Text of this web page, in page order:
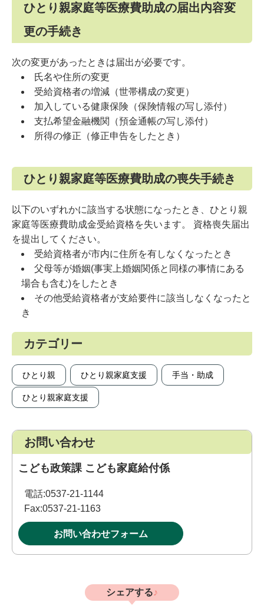
ひとり親家庭等医療費助成の届出内容変
更の手続き
次の変更があったときは届出が必要です。
氏名や住所の変更
受給資格者の増減（世帯構成の変更）
加入している健康保険（保険情報の写し添付）
支払希望金融機関（預金通帳の写し添付）
所得の修正（修正申告をしたとき）
ひとり親家庭等医療費助成の喪失手続き
以下のいずれかに該当する状態になったとき、ひとり親
家庭等医療費助成金受給資格を失います。 資格喪失届出
を提出してください。
受給資格者が市内に住所を有しなくなったとき
父母等が婚姻(事実上婚姻関係と同様の事情にある
場合も含む)をしたとき
その他受給資格者が支給要件に該当しなくなったと
き
カテゴリー
ひとり親 ひとり親家庭支援 手当・助成
ひとり親家庭支援
お問い合わせ
こども政策課 こども家庭給付係
電話:0537-21-1144
Fax:0537-21-1163
お問い合わせフォーム
シェアする